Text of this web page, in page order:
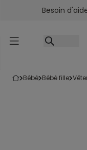
Accéder auBesoin
bébé bébé fille